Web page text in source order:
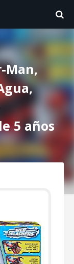
Man,
5 años